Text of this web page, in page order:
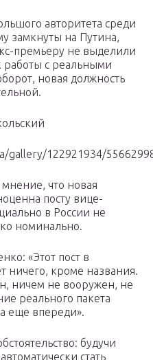
авторитета среди
замкнуты на Путина,
премьеру не выделили
работы с реальными
новая должность
gallery/122921934/
что новая
посту вице-
в России не
номинально.
«Этот пост в
ничего, кроме названия.
ничем не вооружен, не
реального пакета
еще впереди».
будучи
стать